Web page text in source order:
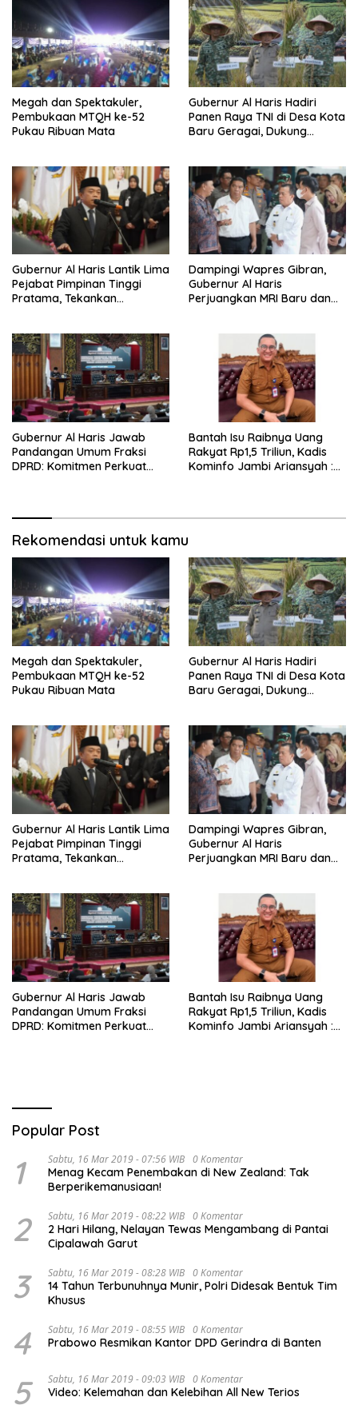
Megah dan Spektakuler,
Pembukaan MTQH ke-52
Pukau Ribuan Mata
Gubernur Al Haris Hadiri
Panen Raya TNI di Desa Kota
Baru Geragai, Dukung
Gubernur Al Haris Lantik Lima
Pejabat Pimpinan Tinggi
Pratama, Tekankan
Integritas
Dampingi Wapres Gibran,
Gubernur Al Haris
Perjuangkan MRI Baru dan
Gubernur Al Haris Jawab
Pandangan Umum Fraksi
DPRD: Komitmen Perkuat
Bantah Isu Raibnya Uang
Rakyat Rp1,5 Triliun, Kadis
Kominfo Jambi Ariansyah :
Rekomendasi untuk kamu
Megah dan Spektakuler,
Pembukaan MTQH ke-52
Pukau Ribuan Mata
Gubernur Al Haris Hadiri
Panen Raya TNI di Desa Kota
Baru Geragai, Dukung
Gubernur Al Haris Lantik Lima
Pejabat Pimpinan Tinggi
Pratama, Tekankan
Integritas
Dampingi Wapres Gibran,
Gubernur Al Haris
Perjuangkan MRI Baru dan
Gubernur Al Haris Jawab
Pandangan Umum Fraksi
DPRD: Komitmen Perkuat
Bantah Isu Raibnya Uang
Rakyat Rp1,5 Triliun, Kadis
Kominfo Jambi Ariansyah :
Popular Post
1 Sabtu, 16 Mar 2019 - 07:56 WIB 0 Komentar
Menag Kecam Penembakan di New Zealand: Tak
Berperikemanusiaan!
2 Sabtu, 16 Mar 2019 - 08:22 WIB 0 Komentar
2 Hari Hilang, Nelayan Tewas Mengambang di Pantai
Cipalawah Garut
3 Sabtu, 16 Mar 2019 - 08:28 WIB 0 Komentar
14 Tahun Terbunuhnya Munir, Polri Didesak Bentuk Tim
Khusus
4 Sabtu, 16 Mar 2019 - 08:55 WIB 0 Komentar
Prabowo Resmikan Kantor DPD Gerindra di Banten
5 Sabtu, 16 Mar 2019 - 09:03 WIB 0 Komentar
Video: Kelemahan dan Kelebihan All New Terios